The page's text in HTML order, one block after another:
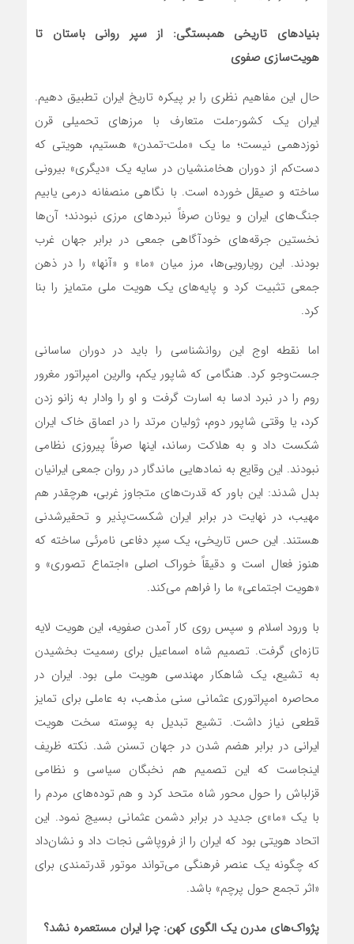
بنیادهای تاریخی همبستگی: از سپر روانی باستان تا
هویت‌سازی صفوی
حال این مفاهیم نظری را بر پیکره تاریخ ایران تطبیق دهیم.
ایران یک کشور-ملت متعارف با مرزهای تحمیلی قرن
نوزدهمی نیست؛ ما یک «ملت-تمدن» هستیم، هویتی که
دست‌کم از دوران هخامنشیان در سایه یک «دیگری» بیرونی
ساخته و صیقل خورده است. با نگاهی منصفانه درمی یابیم
جنگ‌های ایران و یونان صرفاً نبردهای مرزی نبودند؛ آن‌ها
نخستین جرقه‌های خودآگاهی جمعی در برابر جهان غرب
بودند. این رویارویی‌ها، مرز میان «ما» و «آنها» را در ذهن
جمعی تثبیت کرد و پایه‌های یک هویت ملی متمایز را بنا
کرد.
اما نقطه اوج این روانشناسی را باید در دوران ساسانی
جست‌وجو کرد. هنگامی که شاپور یکم، والرین امپراتور مغرور
روم را در نبرد ادسا به اسارت گرفت و او را وادار به زانو زدن
کرد، یا وقتی شاپور دوم، ژولیان مرتد را در اعماق خاک ایران
شکست داد و به هلاکت رساند، اینها صرفاً پیروزی نظامی
نبودند. این وقایع به نمادهایی ماندگار در روان جمعی ایرانیان
بدل شدند: این باور که قدرت‌های متجاوز غربی، هرچقدر هم
مهیب، در نهایت در برابر ایران شکست‌پذیر و تحقیرشدنی
هستند. این حس تاریخی، یک سپر دفاعی نامرئی ساخته که
هنوز فعال است و دقیقاً خوراک اصلی «اجتماع تصوری» و
«هویت اجتماعی» ما را فراهم می‌کند.
با ورود اسلام و سپس روی کار آمدن صفویه، این هویت لایه
تازه‌ای گرفت. تصمیم شاه اسماعیل برای رسمیت بخشیدن
به تشیع، یک شاهکار مهندسی هویت ملی بود. ایران در
محاصره امپراتوری عثمانی سنی مذهب، به عاملی برای تمایز
قطعی نیاز داشت. تشیع تبدیل به پوسته سخت هویت
ایرانی در برابر هضم شدن در جهان تسنن شد. نکته ظریف
اینجاست که این تصمیم هم نخبگان سیاسی و نظامی
قزلباش را حول محور شاه متحد کرد و هم توده‌های مردم را
با یک «ما»ی جدید در برابر دشمن عثمانی بسیج نمود. این
اتحاد هویتی بود که ایران را از فروپاشی نجات داد و نشان‌داد
که چگونه یک عنصر فرهنگی می‌تواند موتور قدرتمندی برای
«اثر تجمع حول پرچم» باشد.
پژواک‌های مدرن یک الگوی کهن: چرا ایران مستعمره نشد؟